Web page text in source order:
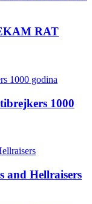
RAT
1000
and Hellraisers